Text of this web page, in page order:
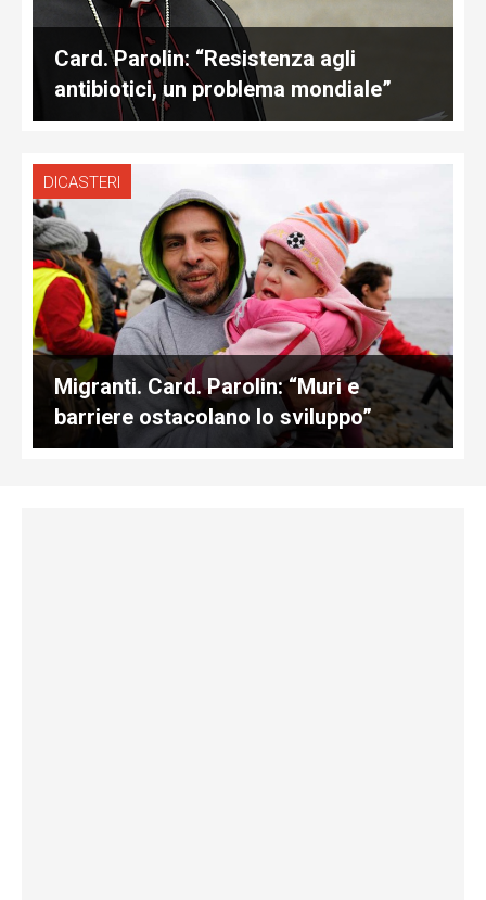
Card. Parolin: “Resistenza agli
antibiotici, un problema mondiale”
DICASTERI
Migranti. Card. Parolin: “Muri e
barriere ostacolano lo sviluppo”